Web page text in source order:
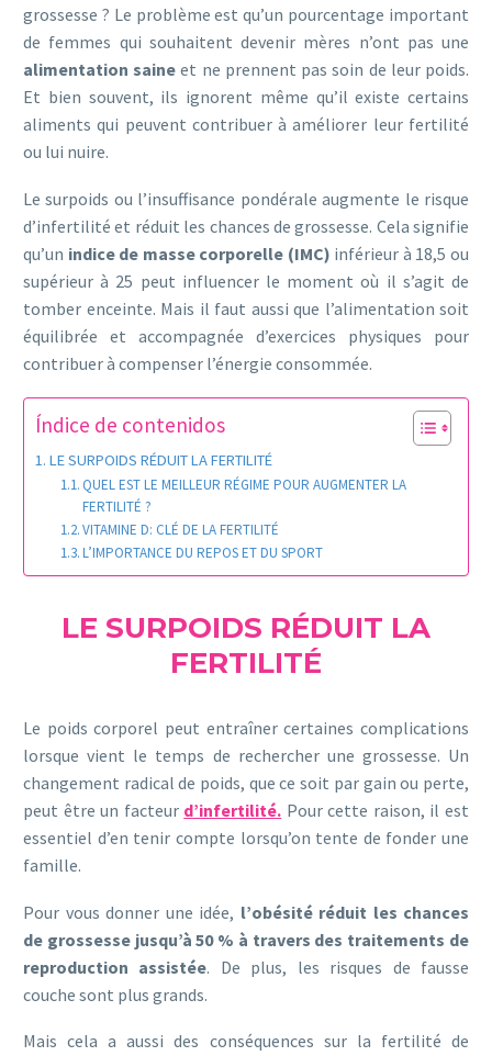
grossesse ? Le problème est qu’un pourcentage important
de femmes qui souhaitent devenir mères n’ont pas une
alimentation saine et ne prennent pas soin de leur poids.
Et bien souvent, ils ignorent même qu’il existe certains
aliments qui peuvent contribuer à améliorer leur fertilité
ou lui nuire.
Le surpoids ou l’insuffisance pondérale augmente le risque
d’infertilité et réduit les chances de grossesse. Cela signifie
qu’un indice de masse corporelle (IMC) inférieur à 18,5 ou
supérieur à 25 peut influencer le moment où il s’agit de
tomber enceinte. Mais il faut aussi que l’alimentation soit
équilibrée et accompagnée d’exercices physiques pour
contribuer à compenser l’énergie consommée.
Índice de contenidos
LE SURPOIDS RÉDUIT LA FERTILITÉ
QUEL EST LE MEILLEUR RÉGIME POUR AUGMENTER LA
FERTILITÉ ?
VITAMINE D: CLÉ DE LA FERTILITÉ
L’IMPORTANCE DU REPOS ET DU SPORT
LE SURPOIDS RÉDUIT LA
FERTILITÉ
Le poids corporel peut entraîner certaines complications
lorsque vient le temps de rechercher une grossesse. Un
changement radical de poids, que ce soit par gain ou perte,
peut être un facteur d’infertilité. Pour cette raison, il est
essentiel d’en tenir compte lorsqu’on tente de fonder une
famille.
Pour vous donner une idée, l’obésité réduit les chances
de grossesse jusqu’à 50 % à travers des traitements de
reproduction assistée. De plus, les risques de fausse
couche sont plus grands.
Mais cela a aussi des conséquences sur la fertilité de